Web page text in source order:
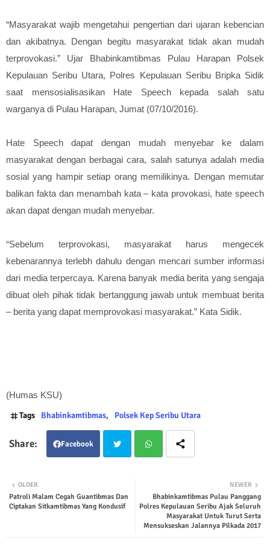
“Masyarakat wajib mengetahui pengertian dari ujaran kebencian
dan akibatnya. Dengan begitu masyarakat tidak akan mudah
terprovokasi.” Ujar Bhabinkamtibmas Pulau Harapan Polsek
Kepulauan Seribu Utara, Polres Kepulauan Seribu Bripka Sidik
saat mensosialisasikan Hate Speech kepada salah satu
warganya di Pulau Harapan, Jumat (07/10/2016).
Hate Speech dapat dengan mudah menyebar ke dalam
masyarakat dengan berbagai cara, salah satunya adalah media
sosial yang hampir setiap orang memilikinya. Dengan memutar
balikan fakta dan menambah kata – kata provokasi, hate speech
akan dapat dengan mudah menyebar.
“Sebelum terprovokasi, masyarakat harus mengecek
kebenarannya terlebh dahulu dengan mencari sumber informasi
dari media terpercaya. Karena banyak media berita yang sengaja
dibuat oleh pihak tidak bertanggung jawab untuk membuat berita
– berita yang dapat memprovokasi masyarakat.” Kata Sidik.
(Humas KSU)
Tags
Bhabinkamtibmas Polsek Kep Seribu Utara
Facebook
ter tsap
p
NEWER
Bhabinkamtibmas Pulau Panggang
Polres Kepulauan Seribu Ajak Seluruh
Masyarakat Untuk Turut Serta
Mensukseskan Jalannya Pilkada 2017
OLDER
Patroli Malam Cegah Guantibmas Dan
Ciptakan Sitkamtibmas Yang Kondusif